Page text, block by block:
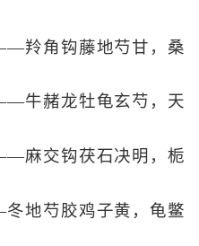
角钩藤地芍甘，桑
赭龙牡龟玄芍，天
交钩茯石决明，栀
芍胶鸡子黄，龟鳖